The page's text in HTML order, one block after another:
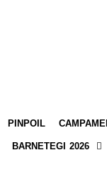
PINPOIL
BARNETEGI 2026